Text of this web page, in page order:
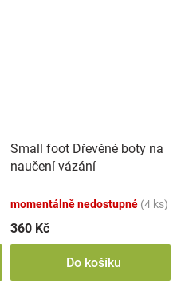
Small foot Dřevěné boty na
naučení vázání
momentálně nedostupné (4 ks)
360 Kč
Do košíku